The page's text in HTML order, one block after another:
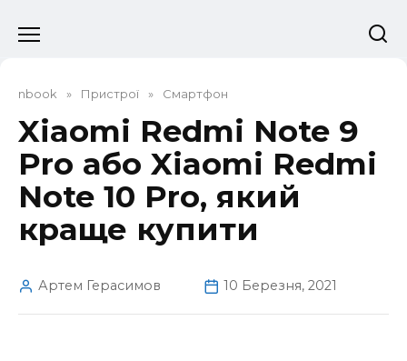
до
nbook » Пристрої » Смартфон
Xiaomi Redmi Note 9
Pro або Xiaomi Redmi
Note 10 Pro, який
краще купити
Артем Герасимов 10 Березня, 2021